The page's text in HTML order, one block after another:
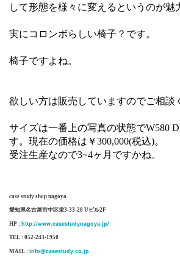
して形態を様々に変えるというのが魅
実にコロンボらしい椅子？です。
椅子ですよね。
欲しい方は販売していますのでご相談
サイズは一番上の写真の状態でW580
す。現在の価格は￥300,000(税込)。
受注生産なので3~4ヶ月ですかね。
case study shop nagoya
愛知県名古屋市中区栄3-33-28 Uビル2F
HP : http://www.casestudynagoya.jp/
TEL : 052-243-1950
MAIL : info@casestudy.co.jp